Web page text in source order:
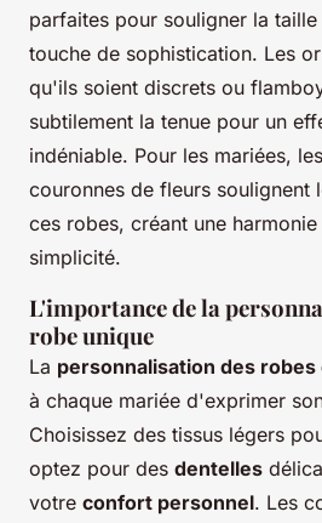
parfaites pour souligner la
touche de sophistication. Les
qu'ils soient discrets ou
subtilement la tenue pour un
indéniable. Pour les mariées,
couronnes de fleurs soulignent
ces robes, créant une harmonie
simplicité.
L'importance de la
robe unique
La personnalisation des robes
à chaque mariée d'exprimer
Choisissez des tissus légers
optez pour des dentelles
votre confort personnel. Les